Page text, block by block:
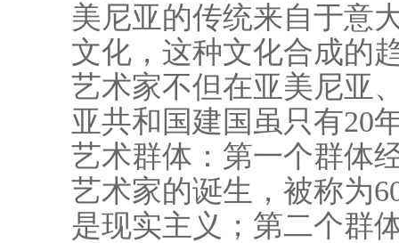
美尼亚的传统来自于意
文化，这种文化合成的
艺术家不但在亚美尼亚
亚共和国建国虽只有20
艺术群体：第一个群体
艺术家的诞生，被称为
是现实主义；第二个群